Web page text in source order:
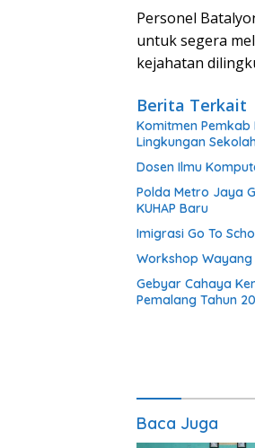
Personel
untuk segera
kejahatan
Berita Terkait
Komitmen Pemkab
Lingkungan
Dosen Ilmu
Polda Metro Jaya
KUHAP Baru
Imigrasi Go To
Workshop Wayang
Gebyar Cahaya
Pemalang Tahun
Baca Juga